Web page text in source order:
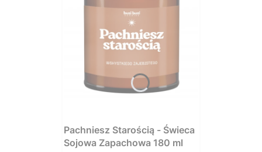
Pachniesz Starością - Świeca
Sojowa Zapachowa 180 ml